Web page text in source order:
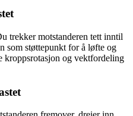
trekker motstanderen tett inntil
som støttepunkt for å løfte og
kroppsrotasjon og vektfordeling